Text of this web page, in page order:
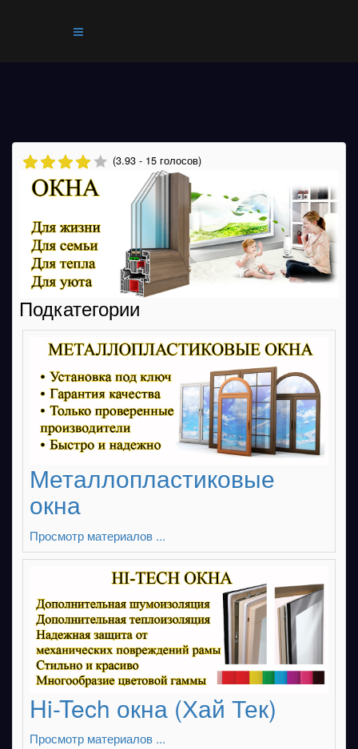
(3.93 - 15 голосов)
Подкатегории
Металлопластиковые
окна
Просмотр материалов ...
Hi-Tech окна (Хай Тек)
Просмотр материалов ...